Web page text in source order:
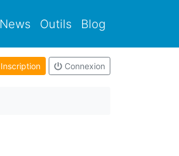
News Outils Blog
Inscription Connexion